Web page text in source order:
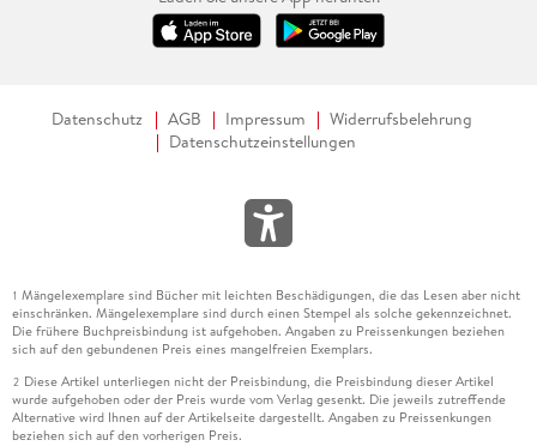
Datenschutz AGB Impressum
Widerrufsbelehrung
Datenschutzeinstellungen
1 Mängelexemplare sind Bücher mit leichten Beschädigungen, die das Lesen aber nicht
einschränken. Mängelexemplare sind durch einen Stempel als solche gekennzeichnet.
Die frühere Buchpreisbindung ist aufgehoben. Angaben zu Preissenkungen beziehen
sich auf den gebundenen Preis eines mangelfreien Exemplars.
2 Diese Artikel unterliegen nicht der Preisbindung, die Preisbindung dieser Artikel
wurde aufgehoben oder der Preis wurde vom Verlag gesenkt. Die jeweils zutreffende
Alternative wird Ihnen auf der Artikelseite dargestellt. Angaben zu Preissenkungen
beziehen sich auf den vorherigen Preis.